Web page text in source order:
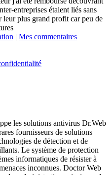
entreprises étaient liés sans
leur plus grand profit car peu de
| Mes commentaires
les solutions antivirus Dr.Web
fournisseurs de solutions
de détection et de
Le système de protection
informatiques de résister à
inconnues. Doctor Web